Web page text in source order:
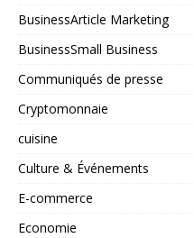
BusinessArticle Marketing
BusinessSmall Business
Communiqués de presse
Cryptomonnaie
cuisine
Culture & Événements
E-commerce
Economie